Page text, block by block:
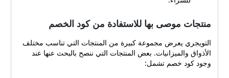
منتجات موصى بها للاستفادة من كود الخصم
التويجري يعرض مجموعة كبيرة من المنتجات التي تناسب مختلف
الأذواق والميزانيات. بعض المنتجات التي ننصح بالبحث عنها عند
وجود كود خصم تشمل: